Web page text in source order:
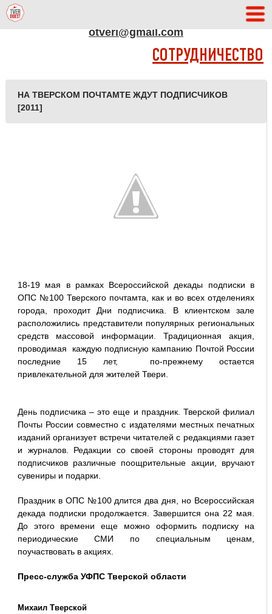
otveri@gmail.com
СОТРУДНИЧЕСТВО
НА ТВЕРСКОМ ПОЧТАМТЕ ЖДУТ ПОДПИСЧИКОВ
[2011]
18-19 мая в рамках Всероссийской декады подписки в
ОПС №100 Тверского почтамта, как и во всех отделениях
города, проходит Дни подписчика. В клиентском зале
расположились представители популярных региональных
средств массовой информации. Традиционная акция,
проводимая каждую подписную кампанию Почтой России
последние 15 лет, по-прежнему остается
привлекательной для жителей Твери.
День подписчика – это еще и праздник. Тверской филиал
Почты России совместно с издателями местных печатных
изданий организует встречи читателей с редакциями газет
и журналов. Редакции со своей стороны проводят для
подписчиков различные поощрительные акции, вручают
сувениры и подарки.
Праздник в ОПС №100 длится два дня, но Всероссийская
декада подписки продолжается. Завершится она 22 мая.
До этого времени еще можно оформить подписку на
периодические СМИ по специальным ценам,
поучаствовать в акциях.
Пресс-служба УФПС Тверской области
Михаил Тверской